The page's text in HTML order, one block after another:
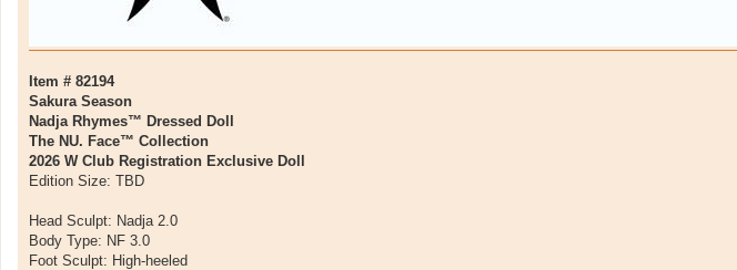
Item # 82194
Sakura Season
Nadja Rhymes™ Dressed Doll
The NU. Face™ Collection
2026 W Club Registration Exclusive Doll
Edition Size: TBD
Head Sculpt: Nadja 2.0
Body Type: NF 3.0
Foot Sculpt: High-heeled